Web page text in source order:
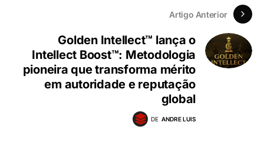
Artigo Anterior
Golden Intellect™ lança o
Intellect Boost™: Metodologia
pioneira que transforma mérito
em autoridade e reputação
global
DE ANDRE LUIS